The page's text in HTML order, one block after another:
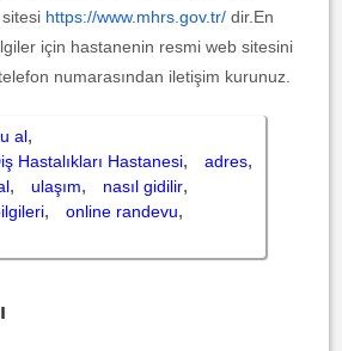
https://www.mhrs.gov.tr/dir.En
için hastanenin resmi web sitesini
numarasından iletişim kurunuz.
al,
Hastalıkları Hastanesi, adres,
, ulaşım, nasıl gidilir,
, online randevu,